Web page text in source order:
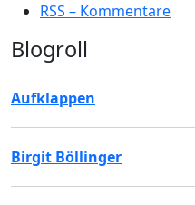
RSS – Kommentare
Blogroll
Aufklappen
Birgit Böllinger